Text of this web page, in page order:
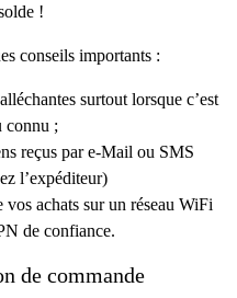
!
conseils importants :
surtout lorsque c’est
connu ;
reçus par e-Mail ou SMS
l’expéditeur)
achats sur un réseau WiFi
de confiance.
de commande